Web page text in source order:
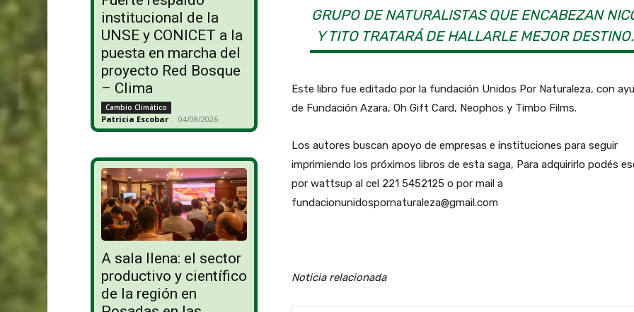
institucional de la
UNSE y CONICET a la
puesta en marcha del
proyecto Red Bosque
– Clima
Cambio Climático
Patricia Escobar - 04/08/2026
A sala llena: el sector
productivo y científico
de la región en
GRUPO DE NATURALISTAS QUE ENCABEZAN
Y TITO TRATARÁ DE HALLARLE MEJOR DESTINO.
Este libro fue editado por la fundación Unidos Por Naturaleza, con
de Fundación Azara, Oh Gift Card, Neophos y Timbo Films.
Los autores buscan apoyo de empresas e instituciones para seguir
imprimiendo los próximos libros de esta saga, Para adquirirlo podés
por wattsup al cel 221 5452125 o por mail a
fundacionunidospornaturaleza@gmail.com
Noticia relacionada